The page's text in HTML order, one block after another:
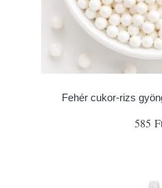
Fehér cukor-rizs
585